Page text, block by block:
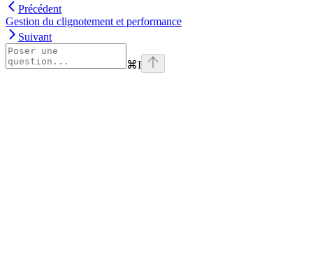
Précédent
Gestion du clignotement et performance
Suivant
⌘I